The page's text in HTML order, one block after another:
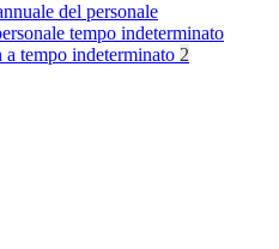
del personale
tempo indeterminato
a tempo indeterminato 2